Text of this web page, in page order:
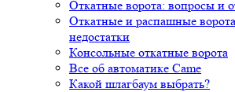
Откатные ворота: вопросы и
Откатные и распашные
недостатки
Консольные откатные ворота
Все об автоматике Came
Какой шлагбаум выбрать?